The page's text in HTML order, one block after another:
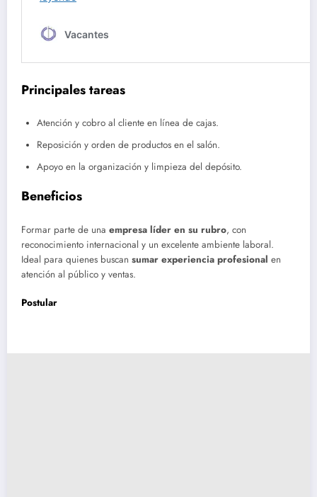
Principales tareas
Atención y cobro al cliente en línea de cajas.
Reposición y orden de productos en el salón.
Apoyo en la organización y limpieza del depósito.
Beneficios
Formar parte de una empresa líder en su rubro, con
reconocimiento internacional y un excelente ambiente laboral.
Ideal para quienes buscan sumar experiencia profesional en
atención al público y ventas.
Postular